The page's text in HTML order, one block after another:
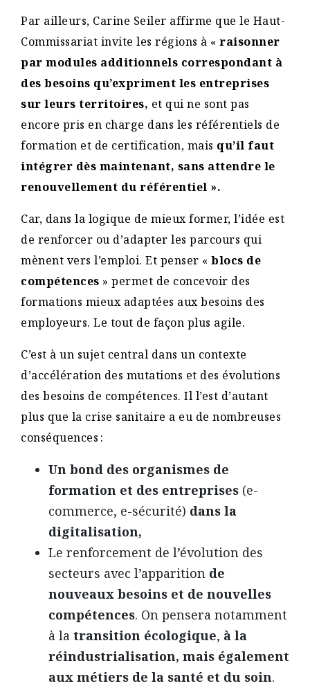
Par ailleurs, Carine Seiler affirme que le Haut-
Commissariat invite les régions à « raisonner
par modules additionnels correspondant à
des besoins qu’expriment les entreprises
sur leurs territoires, et qui ne sont pas
encore pris en charge dans les référentiels de
formation et de certification, mais qu’il faut
intégrer dès maintenant, sans attendre le
renouvellement du référentiel ».
Car, dans la logique de mieux former, l’idée est
de renforcer ou d’adapter les parcours qui
mènent vers l’emploi. Et penser « blocs de
compétences » permet de concevoir des
formations mieux adaptées aux besoins des
employeurs. Le tout de façon plus agile.
C’est à un sujet central dans un contexte
d’accélération des mutations et des évolutions
des besoins de compétences. Il l’est d’autant
plus que la crise sanitaire a eu de nombreuses
conséquences :
Un bond des organismes de
formation et des entreprises (e-
commerce, e-sécurité) dans la
digitalisation,
Le renforcement de l’évolution des
secteurs avec l’apparition de
nouveaux besoins et de nouvelles
compétences. On pensera notamment
à la transition écologique, à la
réindustrialisation, mais également
aux métiers de la santé et du soin.